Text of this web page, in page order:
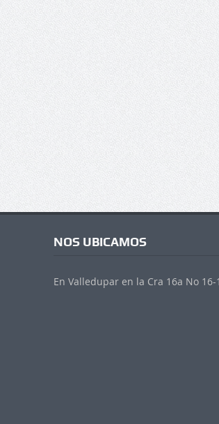
NOS UBICAMOS
En Valledupar en la Cra 16a No